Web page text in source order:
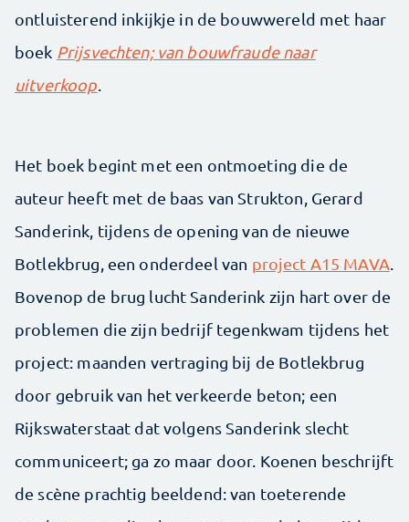
ontluisterend inkijkje in de bouwwereld met haar
boek Prijsvechten; van bouwfraude naar
uitverkoop.
Het boek begint met een ontmoeting die de
auteur heeft met de baas van Strukton, Gerard
Sanderink, tijdens de opening van de nieuwe
Botlekbrug, een onderdeel van project A15 MAVA.
Bovenop de brug lucht Sanderink zijn hart over de
problemen die zijn bedrijf tegenkwam tijdens het
project: maanden vertraging bij de Botlekbrug
door gebruik van het verkeerde beton; een
Rijkswaterstaat dat volgens Sanderink slecht
communiceert; ga zo maar door. Koenen beschrijft
de scène prachtig beeldend: van toeterende